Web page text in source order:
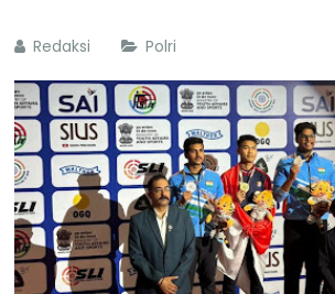
Redaksi Polri